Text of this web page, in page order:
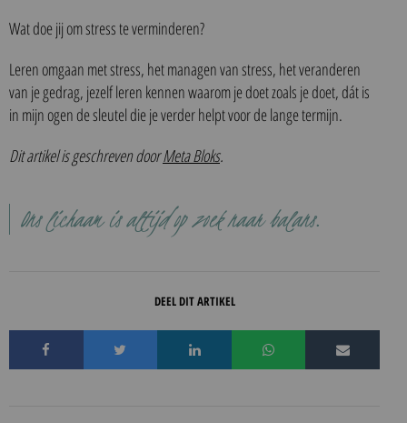
Wat doe jij om stress te verminderen?
Leren omgaan met stress, het managen van stress, het veranderen
van je gedrag, jezelf leren kennen waarom je doet zoals je doet, dát is
in mijn ogen de sleutel die je verder helpt voor de lange termijn.
Dit artikel is geschreven doorMeta Bloks.
Ons lichaam is altijd op zoek naar balans.
DEEL DIT ARTIKEL